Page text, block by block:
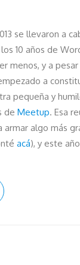
se llevaron a
10 años de
menos, y a
a
pequeña y
de Meetup. Esa
armar algo más
acá), y este